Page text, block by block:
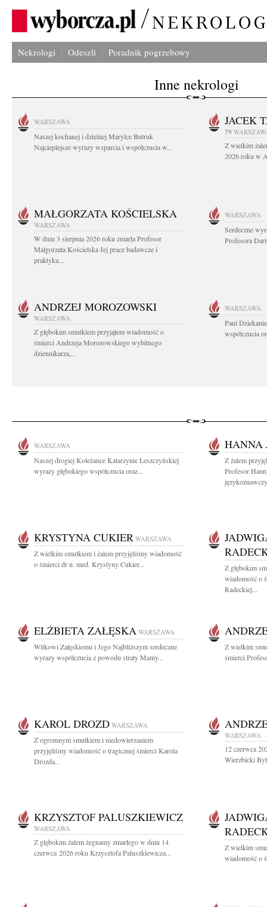
Nekrologi Odeszli Poradnik pogrzebowy
Inne nekrologi
WARSZAWA
Naszej kochanej i dzielnej Marylce Butruk
Najcieplejsze wyrazy wsparcia i współczucia w...
JACEK
79
Z wielkim
2026 roku w
MAŁGORZATA KOŚCIELSKA
WARSZAWA
W dniu 3 sierpnia 2026 roku zmarła Profesor
Małgorzata Kościelska Jej prace badawcze i
praktyka...
WARSZAWA
Serdeczne
Profesora
ANDRZEJ MOROZOWSKI
WARSZAWA
Z głębokim smutkiem przyjąłem wiadomość o
śmierci Andrzeja Morozowskiego wybitnego
dziennikarza,...
WARSZAWA
Pani
współczucia
WARSZAWA
Naszej drogiej Koleżance Katarzynie Leszczyńskiej
wyrazy głębokiego współczucia oraz...
HANNA
Z żalem
Profesor
KRYSTYNA CUKIER WARSZAWA
Z wielkim smutkiem i żalem przyjęliśmy wiadomość
o śmierci dr n. med. Krystyny Cukier...
Z głębokim
wiadomość o
Radeckiej...
ELŻBIETA ZAŁĘSKA WARSZAWA
Witkowi Załęskiemu i Jego Najbliższym serdeczne
wyrazy współczucia z powodu straty Mamy...
Z wielkim
śmierci
KAROL DROZD WARSZAWA
Z ogromnym smutkiem i niedowierzaniem
przyjęliśmy wiadomość o tragicznej śmierci Karola
Drozda...
WARSZAWA
12 czerwca
Wierzbicki
KRZYSZTOF PALUSZKIEWICZ
WARSZAWA
Z głębokim żalem żegnamy zmarłego w dniu 14
czerwca 2026 roku Krzysztofa Paluszkiewicza...
Z wielkim
wiadomość o